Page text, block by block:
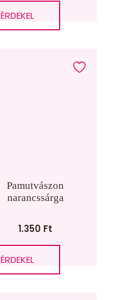
ÉRDEKEL
Pamutvászon
narancssárga
1.350 Ft
ÉRDEKEL